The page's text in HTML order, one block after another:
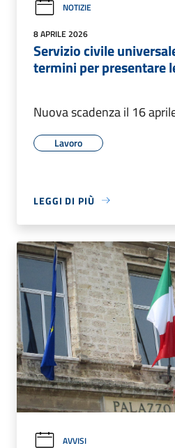
NOTIZIE
8 APRILE 2026
Servizio civile
termini per presentare
Nuova scadenza il 16
Lavoro
LEGGI DI PIÙ
AVVISI